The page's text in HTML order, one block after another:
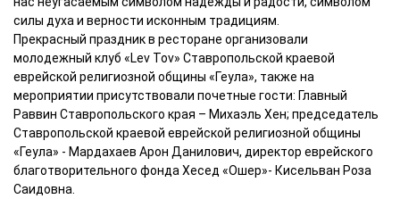
силы духа и верности исконным традициям.
Прекрасный праздник в ресторане организовали
молодежный клуб «Lev Tov» Ставропольской краевой
еврейской религиозной общины «Геула», также на
мероприятии присутствовали почетные гости: Главный
Раввин Ставропольского края – Михаэль Хен; председатель
Ставропольской краевой еврейской религиозной общины
«Геула» - Мардахаев Арон Данилович, директор еврейского
благотворительного фонда Хесед «Ошер»- Кисельван Роза
Саидовна.